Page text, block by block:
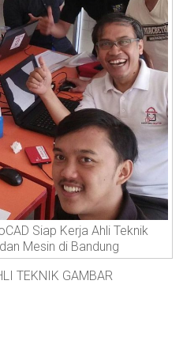
Siap Kerja Ahli Teknik
Mesin di Bandung
TEKNIK GAMBAR